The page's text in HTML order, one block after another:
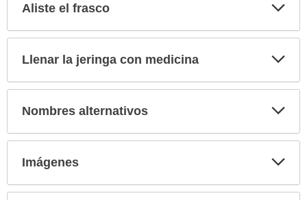
Aliste el frasco
Llenar la jeringa con medicina
Nombres alternativos
Imágenes